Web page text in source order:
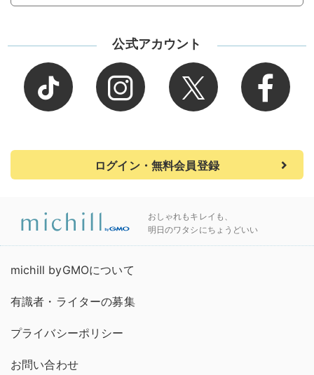
公式アカウント
ログイン・無料会員登録
おしゃれもキレイも、
明日のワタシにちょうどいい
michill byGMOについて
有識者・ライターの募集
プライバシーポリシー
お問い合わせ